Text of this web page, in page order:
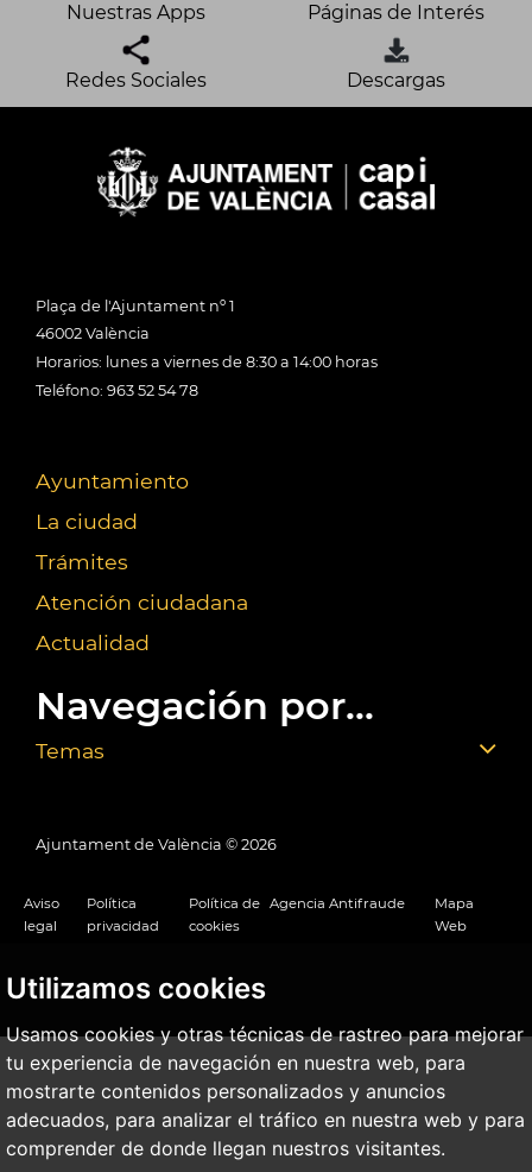
Utilizamos cookies
Usamos cookies y otras técnicas de rastreo para mejorar
tu experiencia de navegación en nuestra web, para
mostrarte contenidos personalizados y anuncios
adecuados, para analizar el tráfico en nuestra web y para
comprender de donde llegan nuestros visitantes.
Nuestras Apps Páginas de Interés
Redes Sociales Descargas
Plaça de l'Ajuntament nº 1
46002 València
Horarios: lunes a viernes de 8:30 a 14:00 horas
Teléfono: 963 52 54 78
Ayuntamiento
La ciudad
Trámites
Atención ciudadana
Actualidad
Navegación por...
Temas
Ajuntament de València © 2026
Aviso
legal
Política
privacidad
Política de
cookies
Agencia Antifraude
Mapa
Web